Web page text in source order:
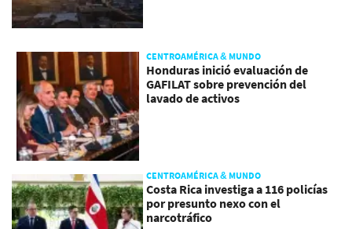
CENTROAMÉRICA & MUNDO
Honduras inició evaluación de
GAFILAT sobre prevención del
lavado de activos
CENTROAMÉRICA & MUNDO
Costa Rica investiga a 116 policías
por presunto nexo con el
narcotráfico